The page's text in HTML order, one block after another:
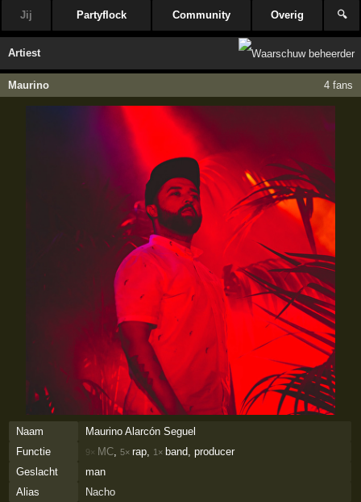
Jij Partyflock Community Overig 🔍
Artiest
Maurino 4 fans
Naam
Maurino Alarcón Seguel
Functie
9× MC, 5× rap, 1× band, producer
Geslacht
man
Alias
Nacho